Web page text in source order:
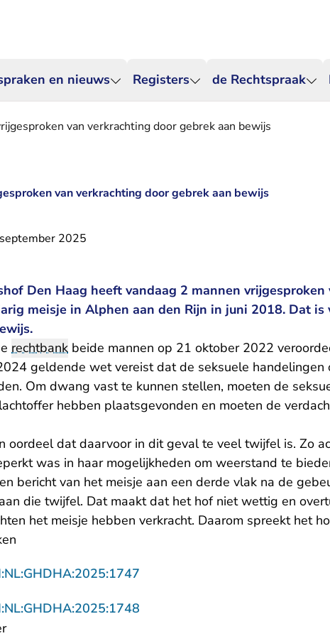
en nieuws Registers de Rechtspraak
van verkrachting door gebrek aan bewijs
van verkrachting door gebrek aan bewijs
2025
Den Haag heeft vandaag 2 mannen
meisje in Alphen aan den Rijn in juni 2018. Dat is
rechtbank beide mannen op 21 oktober 2022
geldende wet vereist dat de seksuele handelingen
Om dwang vast te kunnen stellen, moeten de
hebben plaatsgevonden en moeten de
oordeel dat daarvoor in dit geval te veel twijfel is. Zo
was in haar mogelijkheden om weerstand te
bericht van het meisje aan een derde vlak na de
die twijfel. Dat maakt dat het hof niet wettig en
het meisje hebben verkracht. Daarom spreekt het